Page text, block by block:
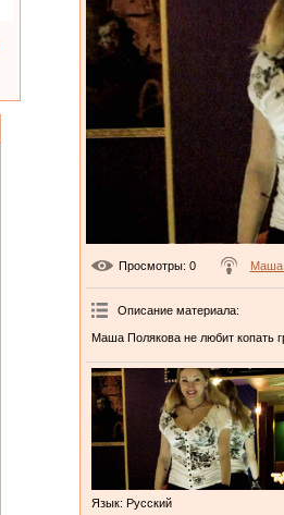
Просмотры: 0 Маша
Описание материала:
Маша Полякова не любит копать
Язык: Русский